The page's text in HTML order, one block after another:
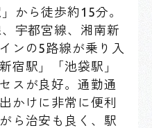
から徒歩約15分。
宇都宮線、湘南新
ンの5路線が乗り入
宿駅」「池袋駅」
スが良好。通勤通
かけに非常に便利
ら治安も良く、駅